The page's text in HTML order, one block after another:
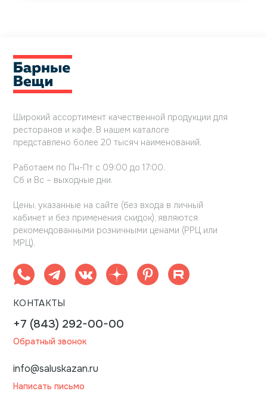
Широкий ассортимент качественной продукции для
ресторанов и кафе. В нашем каталоге
представлено более 20 тысяч наименований.
Работаем по Пн-Пт с 09:00 до 17:00.
Сб и Вс – выходные дни.
Цены, указанные на сайте (без входа в личный
кабинет и без применения скидок), являются
рекомендованными розничными ценами (РРЦ или
МРЦ).
КОНТАКТЫ
+7 (843) 292-00-00
Обратный звонок
info@saluskazan.ru
Написать письмо